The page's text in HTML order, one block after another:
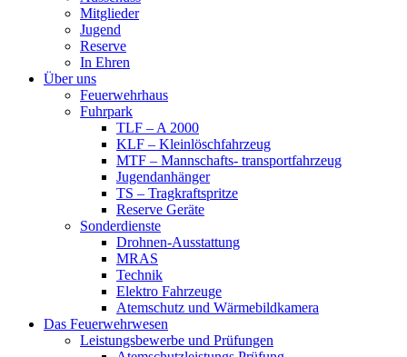
Mitglieder
Jugend
Reserve
In Ehren
Über uns
Feuerwehrhaus
Fuhrpark
TLF – A 2000
KLF – Kleinlöschfahrzeug
MTF – Mannschafts- transportfahrzeug
Jugendanhänger
TS – Tragkraftspritze
Reserve Geräte
Sonderdienste
Drohnen-Ausstattung
MRAS
Technik
Elektro Fahrzeuge
Atemschutz und Wärmebildkamera
Das Feuerwehrwesen
Leistungsbewerbe und Prüfungen